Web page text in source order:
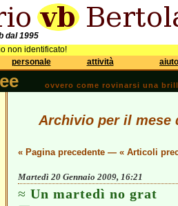
dal 1995
non identificato!
personale attività aiuto
ovvero come rovinarsi una
Archivio per il mese
« Pagina precedente — « Articoli
Martedì 20 Gennaio 2009, 16:21
Un martedì no grat